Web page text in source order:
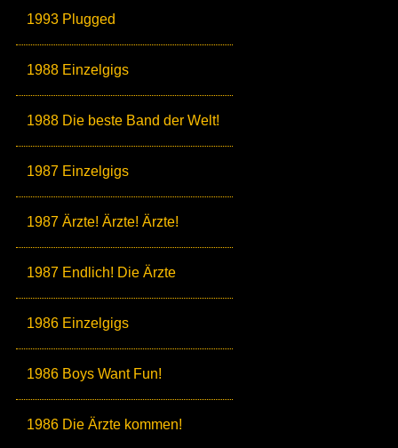
1993 Plugged
1988 Einzelgigs
1988 Die beste Band der Welt!
1987 Einzelgigs
1987 Ärzte! Ärzte! Ärzte!
1987 Endlich! Die Ärzte
1986 Einzelgigs
1986 Boys Want Fun!
1986 Die Ärzte kommen!